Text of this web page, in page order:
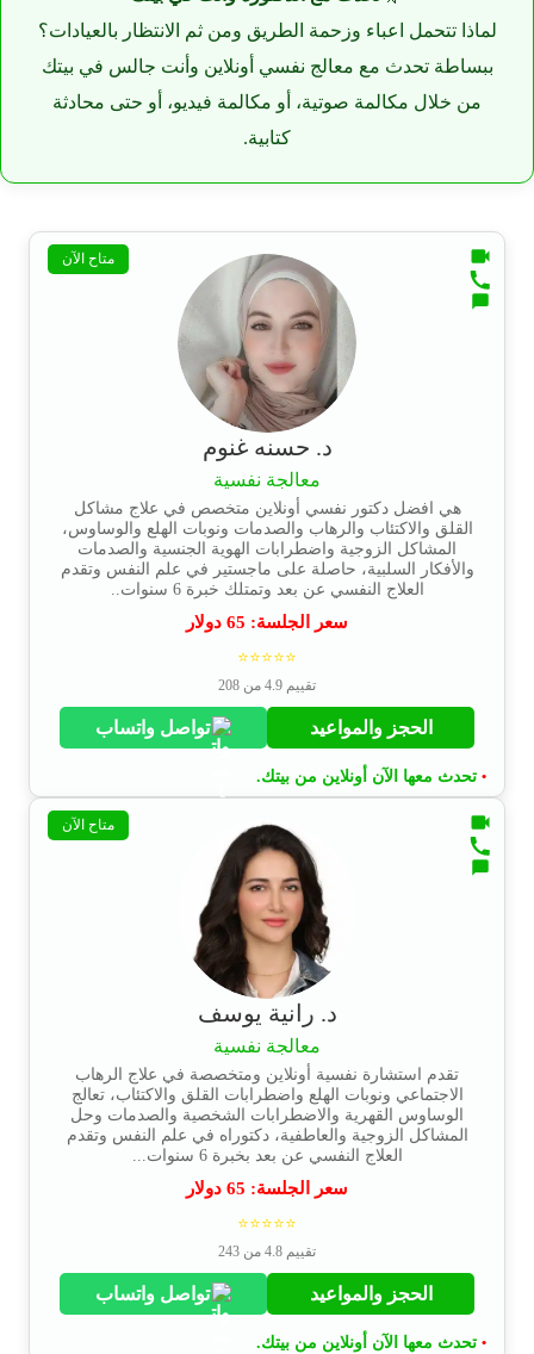
لماذا تتحمل اعباء وزحمة الطريق ومن ثم الانتظار بالعيادات؟
ببساطة تحدث مع معالج نفسي أونلاين وأنت جالس في بيتك
من خلال مكالمة صوتية، أو مكالمة فيديو، أو حتى محادثة
كتابية.
متاح الآن
د. حسنه غنوم
معالجة نفسية
هي افضل دكتور نفسي أونلاين متخصص في علاج مشاكل
القلق والاكتئاب والرهاب والصدمات ونوبات الهلع والوساوس،
المشاكل الزوجية واضطرابات الهوية الجنسية والصدمات
والأفكار السلبية، حاصلة على ماجستير في علم النفس وتقدم
العلاج النفسي عن بعد وتمتلك خبرة 6 سنوات..
سعر الجلسة: 65 دولار
⭐⭐⭐⭐⭐
تقييم 4.9 من 208
الحجز والمواعيد تواصل واتساب
• تحدث معها الآن أونلاين من بيتك.
متاح الآن
د. رانية يوسف
معالجة نفسية
تقدم استشارة نفسية أونلاين ومتخصصة في علاج الرهاب
الاجتماعي ونوبات الهلع واضطرابات القلق والاكتئاب، تعالج
الوساوس القهرية والاضطرابات الشخصية والصدمات وحل
المشاكل الزوجية والعاطفية، دكتوراه في علم النفس وتقدم
العلاج النفسي عن بعد بخبرة 6 سنوات...
سعر الجلسة: 65 دولار
⭐⭐⭐⭐⭐
تقييم 4.8 من 243
الحجز والمواعيد تواصل واتساب
• تحدث معها الآن أونلاين من بيتك.